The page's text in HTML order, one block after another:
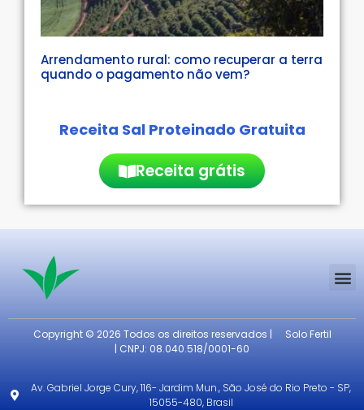
Arrendamento rural: como recuperar a terra
quando o pagamento não vem?
Receita Sal Proteinado Gratuita
Receita grátis
Copyright © 2026 Todos os direitos reservados |
Solo Fertil
| CNPJ: 08.040.518/0001-60
Av. Gabriel Jorge Cury, 116- Jardim Mun., São José do Rio Preto - SP,
15055-480, Brasil